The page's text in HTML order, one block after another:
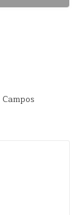
Campos